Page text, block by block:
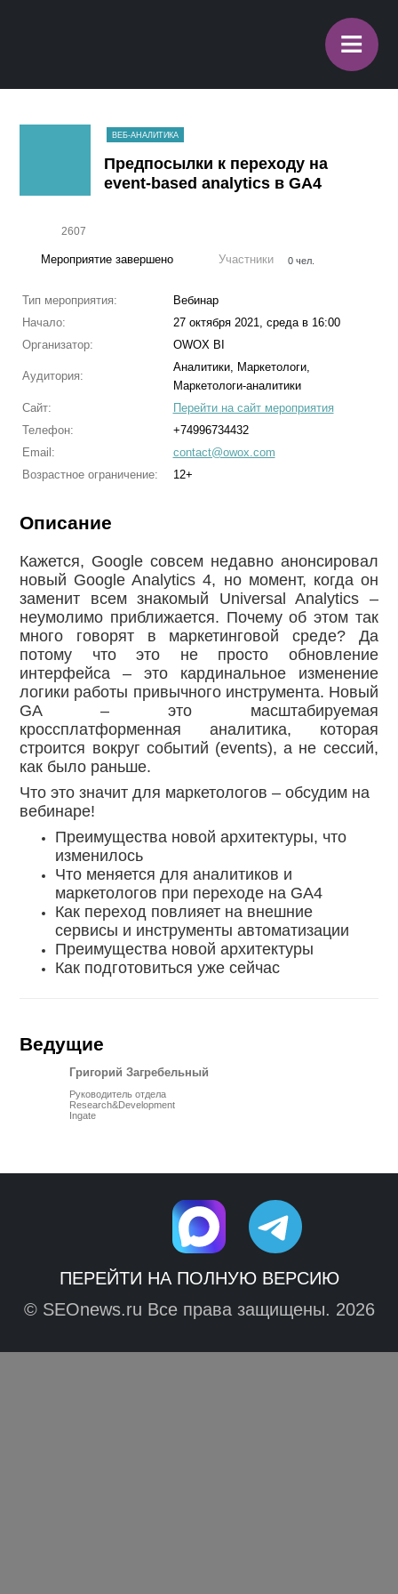
≡
ВЕБ-АНАЛИТИКА
Предпосылки к переходу на
event-based analytics в GA4
2607
Мероприятие завершено Участники 0 чел.
Тип мероприятия:
Вебинар
Начало:
27 октября 2021, среда в 16:00
Организатор:
OWOX BI
Аудитория:
Аналитики, Маркетологи,
Маркетологи-аналитики
Сайт:
Перейти на сайт мероприятия
Телефон:
+74996734432
Email:
contact@owox.com
Возрастное ограничение:
12+
Описание
Кажется, Google совсем недавно анонсировал
новый Google Analytics 4, но момент, когда он
заменит всем знакомый Universal Analytics –
неумолимо приближается. Почему об этом так
много говорят в маркетинговой среде? Да
потому что это не просто обновление
интерфейса – это кардинальное изменение
логики работы привычного инструмента. Новый
GA – это масштабируемая
кроссплатформенная аналитика, которая
строится вокруг событий (events), а не сессий,
как было раньше.
Что это значит для маркетологов – обсудим на
вебинаре!
Преимущества новой архитектуры, что
изменилось
Что меняется для аналитиков и
маркетологов при переходе на GA4
Как переход повлияет на внешние
сервисы и инструменты автоматизации
Преимущества новой архитектуры
Как подготовиться уже сейчас
Ведущие
Григорий Загребельный
Руководитель отдела
Research&Development
Ingate
ПЕРЕЙТИ НА ПОЛНУЮ ВЕРСИЮ
© SEOnews.ru Все права защищены. 2026